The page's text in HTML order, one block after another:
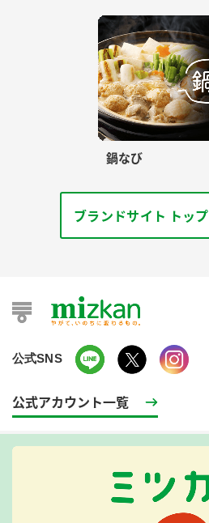
鍋なび
ブランドサイト トップ
公式SNS
公式アカウント一覧